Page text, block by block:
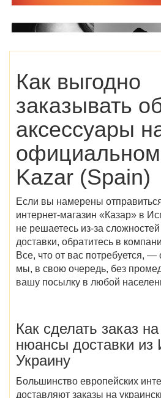
Как выгодно
заказывать
аксессуары
официальном
Kazar (Spain)
Если вы намерены
интернет-магазин «Казар» в
не решаетесь из-за
доставки, обратитесь в
Все, что от вас потребуется,
мы, в свою очередь, без
вашу посылку в любой
Как сделать заказ на
нюансы доставки из
Украину
Большинство европейских
доставляют заказы на